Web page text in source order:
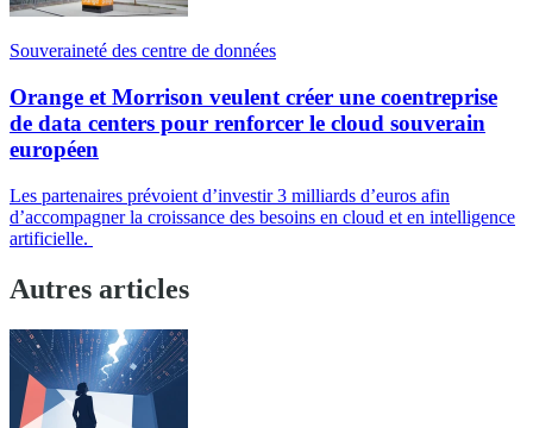
Souveraineté des centre de données
Orange et Morrison veulent créer une coentreprise
de data centers pour renforcer le cloud souverain
européen
Les partenaires prévoient d’investir 3 milliards d’euros afin
d’accompagner la croissance des besoins en cloud et en intelligence
artificielle.
Autres articles